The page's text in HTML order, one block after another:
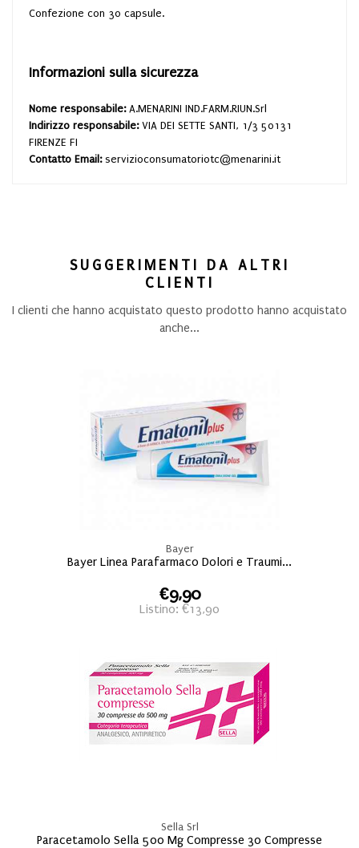
Confezione con 30 capsule.
Informazioni sulla sicurezza
Nome responsabile: A.MENARINI IND.FARM.RIUN.Srl
Indirizzo responsabile: VIA DEI SETTE SANTI, 1/3 50131
FIRENZE FI
Contatto Email: servizioconsumatoriotc@menarini.it
SUGGERIMENTI DA ALTRI
CLIENTI
I clienti che hanno acquistato questo prodotto hanno acquistato
anche...
Bayer
Bayer Linea Parafarmaco Dolori e Traumi...
€9,90
Listino: €13,90
Sella Srl
Paracetamolo Sella 500 Mg Compresse 30 Compresse